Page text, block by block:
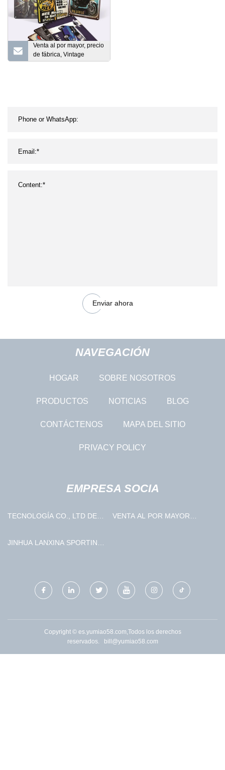
Venta al por mayor, precio
de fábrica, Vintage
decorativo, placa de
Enviar ahora
NAVEGACIÓN
HOGAR SOBRE NOSOTROS
PRODUCTOS NOTICIAS BLOG
CONTÁCTENOS MAPA DEL SITIO
PRIVACY POLICY
EMPRESA SOCIA
TECNOLOGÍA CO., LTD DE
SCIENCE &
VENTA AL POR MAYOR
JINHUA LANXINA SPORTING
Copyright © es.yumiao58.com,Todos los derechos
reservados.
bill@yumiao58.com